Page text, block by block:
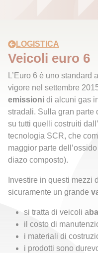
LOGISTICA
Veicoli euro 6
L’Euro 6 è uno standard
vigore nel settembre
emissioni di alcuni gas
stradali. Sulla gran parte
su tutti quelli costruiti
tecnologia SCR, che
maggior parte
diazo composto).
Investire in questi mezzi
sicuramente un grande
si tratta di veicoli a
il costo di
i materiali di
i prodotti sono